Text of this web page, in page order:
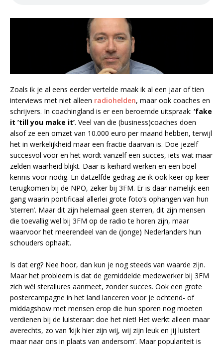
Zoals ik je al eens eerder vertelde maak ik al een jaar of tien
interviews met niet alleen radiohelden, maar ook coaches en
schrijvers. In coachingland is er een beroemde uitspraak: ‘fake
it ’till you make it’. Veel van die (business)coaches doen
alsof ze een omzet van 10.000 euro per maand hebben, terwijl
het in werkelijkheid maar een fractie daarvan is. Doe jezelf
succesvol voor en het wordt vanzelf een succes, iets wat maar
zelden waarheid blijkt. Daar is keihard werken en een boel
kennis voor nodig. En datzelfde gedrag zie ik ook keer op keer
terugkomen bij de NPO, zeker bij 3FM. Er is daar namelijk een
gang waarin pontificaal allerlei grote foto’s ophangen van hun
‘sterren’. Maar dit zijn helemaal geen sterren, dit zijn mensen
die toevallig wel bij 3FM op de radio te horen zijn, maar
waarvoor het meerendeel van de (jonge) Nederlanders hun
schouders ophaalt.
Is dat erg? Nee hoor, dan kun je nog steeds van waarde zijn.
Maar het probleem is dat de gemiddelde medewerker bij 3FM
zich wél sterallures aanmeet, zonder succes. Ook een grote
postercampagne in het land lanceren voor je ochtend- of
middagshow met mensen erop die hun sporen nog moeten
verdienen bij de luisteraar: doe het niet! Het werkt alleen maar
averechts, zo van ‘kijk hier zijn wij, wij zijn leuk en jij luistert
maar naar ons in plaats van andersom’. Maar populariteit is